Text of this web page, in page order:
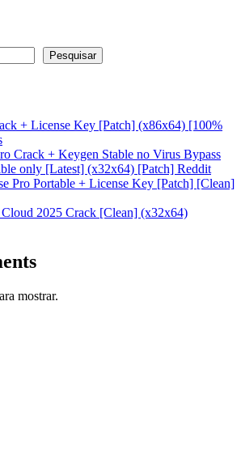
Pesquisar
+ License Key [Patch] (x86x64) [100%
Crack + Keygen Stable no Virus Bypass
only [Latest] (x32x64) [Patch] Reddit
Pro Portable + License Key [Patch] [Clean]
2025 Crack [Clean] (x32x64)
mostrar.